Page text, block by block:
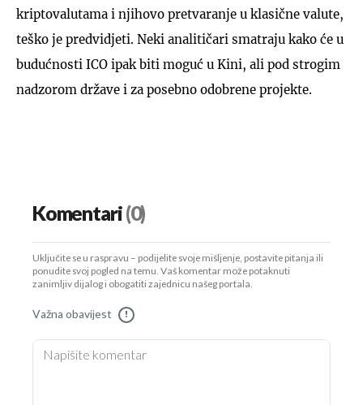
kriptovalutama i njihovo pretvaranje u klasične valute,
teško je predvidjeti. Neki analitičari smatraju kako će u
budućnosti ICO ipak biti moguć u Kini, ali pod strogim
nadzorom države i za posebno odobrene projekte.
Komentari(0)
Uključite se u raspravu – podijelite svoje mišljenje, postavite pitanja ili
ponudite svoj pogled na temu. Vaš komentar može potaknuti
zanimljiv dijalog i obogatiti zajednicu našeg portala.
Važna obavijest !